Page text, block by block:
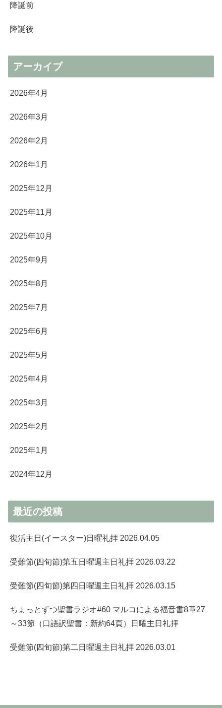
降誕前
降誕後
アーカイブ
2026年4月
2026年3月
2026年2月
2026年1月
2025年12月
2025年11月
2025年10月
2025年9月
2025年8月
2025年7月
2025年6月
2025年5月
2025年4月
2025年3月
2025年2月
2025年1月
2024年12月
最近の投稿
復活主日(イースター)日曜礼拝 2026.04.05
受難節(四旬節)第五日曜週主日礼拝 2026.03.22
受難節(四旬節)第四日曜週主日礼拝 2026.03.15
ちょっとずつ聖書ラジオ#60 マルコによる福音書8章27
～33節（口語訳聖書：新約64頁）日曜主日礼拝
受難節(四旬節)第二日曜週主日礼拝 2026.03.01